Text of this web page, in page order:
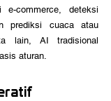
e-commerce, deteksi
prediksi cuaca atau
lain, AI tradisional
aturan.